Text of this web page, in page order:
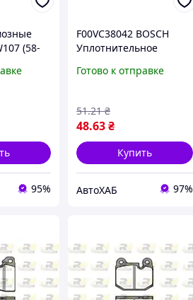
(58-
95%
F00VC38042 BOSCH
Уплотнительное
Готово к отправке
48.63₴
51.21 ₴
Купить
АвтоХАБ 97%